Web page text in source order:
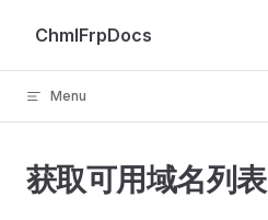
Skip to content
ChmlFrpDocs
Menu
获取可用域名列表